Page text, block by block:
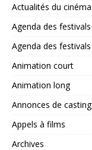
Actualités du cinéma
Agenda des festivals
Agenda des festivals
Animation court
Animation long
Annonces de casting
Appels à films
Archives